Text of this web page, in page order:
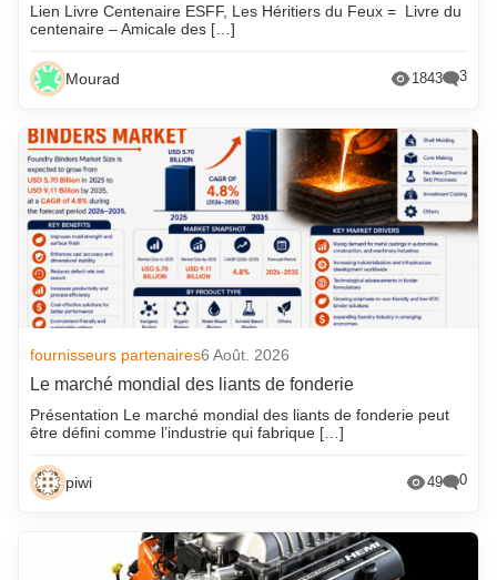
Lien Livre Centenaire ESFF, Les Héritiers du Feux = Livre du
centenaire – Amicale des […]
Mourad 1843 3
fournisseurs partenaires6 Août. 2026
Le marché mondial des liants de fonderie
Présentation Le marché mondial des liants de fonderie peut
être défini comme l’industrie qui fabrique […]
piwi 49 0